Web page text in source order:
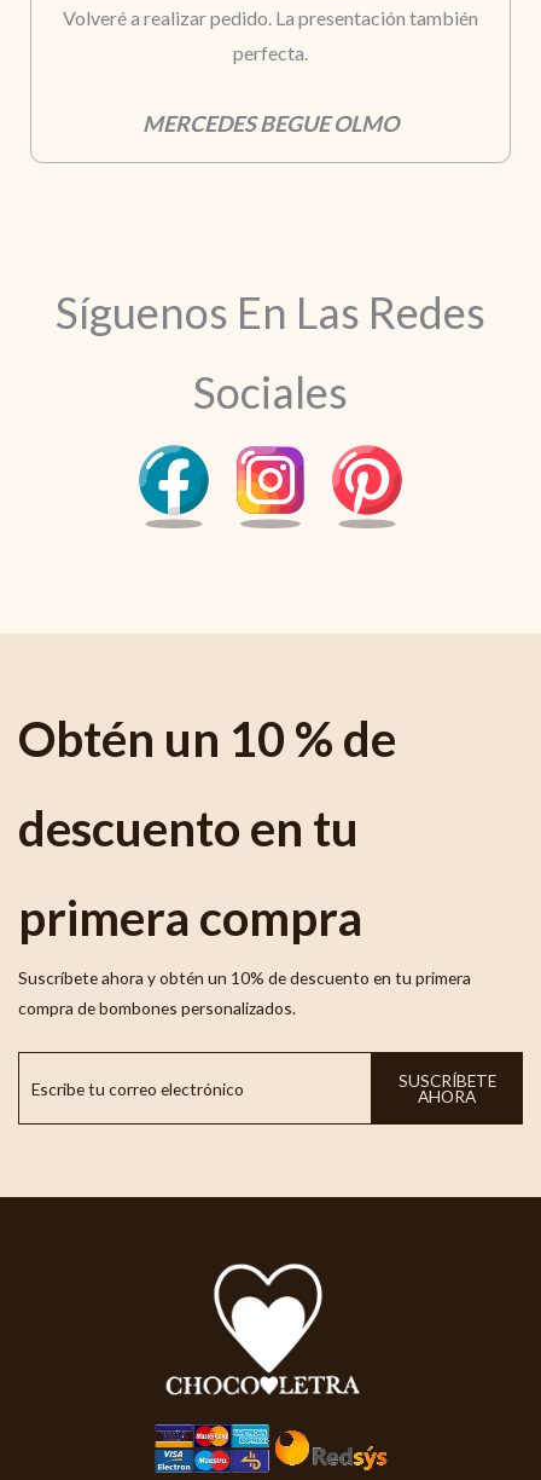
Volveré a realizar pedido. La presentación también
perfecta.
MERCEDES BEGUE OLMO
Síguenos En Las Redes
Sociales
Obtén un 10 % de
descuento en tu
primera compra
Suscríbete ahora y obtén un 10% de descuento en tu primera
compra de bombones personalizados.
SUSCRÍBETE
AHORA